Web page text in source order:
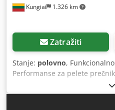
Kungiai 1.326 km
Zatražiti
Stanje: polovno,
Performanse za pelete
smo ga oko 5 godina. Kupljen
dobrom stanju. Svi ležajevi
Radio je veoma dobro pre